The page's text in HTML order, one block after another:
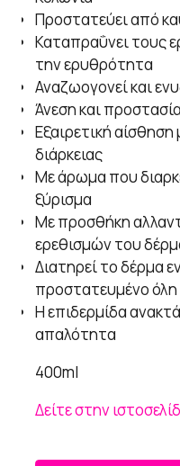
Προστατεύει από
Καταπραΰνει τους
την ερυθρότητα
Αναζωογονεί και
Άνεση και
Εξαιρετική
διάρκειας
Με άρωμα που
ξύρισμα
Με προσθήκη
ερεθισμών του
Διατηρεί το δέρμα
προστατευμένο
Η επιδερμίδα
απαλότητα
400ml
Δείτε στην